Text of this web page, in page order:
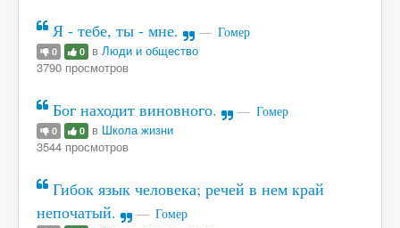
Я - тебе, ты - мне. Гомер
0 0 в Люди и общество
3790 просмотров
Бог находит виновного. Гомер
0 0 в Школа жизни
3544 просмотров
Гибок язык человека; речей в нем край
непочатый.
Гомер